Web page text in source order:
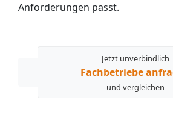
Anforderungen passt.
Jetzt unverbindlich
Fachbetriebe
und vergleichen